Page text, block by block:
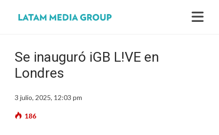
Se inauguró iGB L!VE en
Londres
3 julio, 2025, 12:03 pm
186